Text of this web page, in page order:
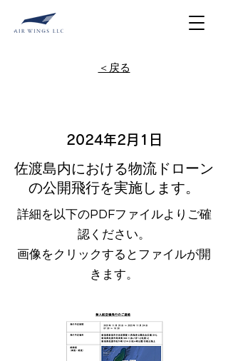
＜戻る
2024年2月1日
佐渡島内における物流ドローン
の公開飛行を実施します。
詳細を以下のPDFファイルよりご確
認ください。
​画像をクリックするとファイルが開
きます。